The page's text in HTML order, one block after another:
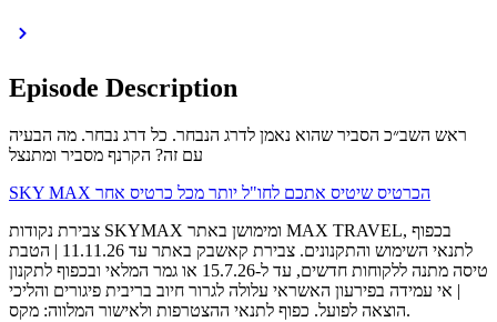
Episode Description
ראש השב״כ הסביר שהוא נאמן לדרג הנבחר. כל דרג נבחר. מה הבעיה
עם זה? הקרנף מסביר ומתנצל
צבירת נקודות SKYMAX ומימושן באתר MAX TRAVEL, בכפוף
לתנאי השימוש והתקנונים. צבירת קאשבק באתר עד 11.11.26 | הטבת
טיסה מתנה ללקוחות חדשים, עד ל-15.7.26 או גמר המלאי ובכפוף לתקנון
| אי עמידה בפירעון האשראי עלולה לגרור חיוב בריבית פיגורים והליכי
הוצאה לפועל. כפוף לתנאי ההצטרפות ולאישור המלווה: מקס.